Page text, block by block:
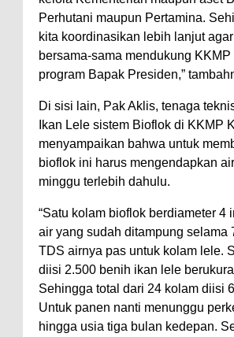
Perhutani maupun Pertamina.
kita koordinasikan lebih lanjut
bersama-sama mendukung
program Bapak Presiden,”
Di sisi lain, Pak Aklis, tenaga
Ikan Lele sistem Bioflok di KKMP
menyampaikan bahwa untuk
bioflok ini harus mengendapkan
minggu terlebih dahulu.
“Satu kolam bioflok berdiameter 4
air yang sudah ditampung selama
TDS airnya pas untuk kolam lele.
diisi 2.500 benih ikan lele
Sehingga total dari 24 kolam diisi
Untuk panen nanti menunggu
hingga usia tiga bulan kedepan.